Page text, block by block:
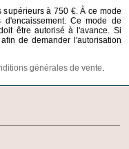
à 750 €. À ce mode
Ce mode de
être autorisé à l'avance. Si
de demander l'autorisation
générales de vente.